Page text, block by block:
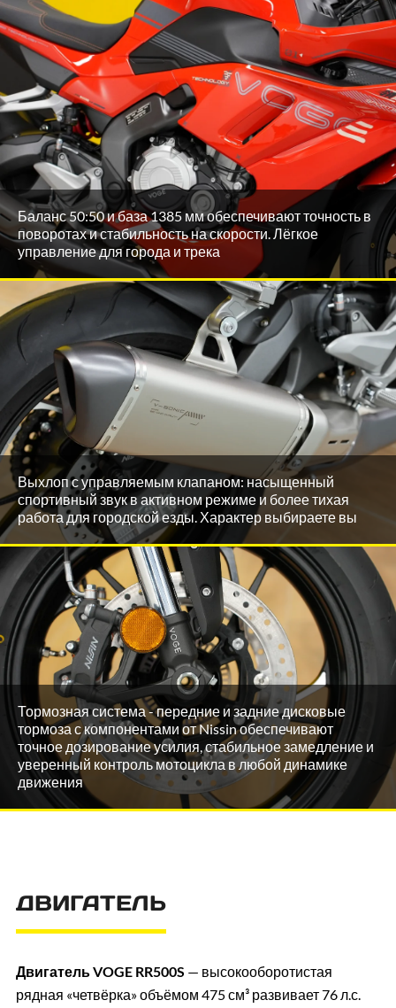
Баланс 50:50 и база 1385 мм обеспечивают точность в
поворотах и стабильность на скорости. Лёгкое
управление для города и трека
Выхлоп с управляемым клапаном: насыщенный
спортивный звук в активном режиме и более тихая
работа для городской езды. Характер выбираете вы
Тормозная система - передние и задние дисковые
тормоза с компонентами от Nissin обеспечивают
точное дозирование усилия, стабильное замедление и
уверенный контроль мотоцикла в любой динамике
движения
ДВИГАТЕЛЬ
Двигатель VOGE RR500S — высокооборотистая
рядная «четвёрка» объёмом 475 см³ развивает 76 л.с.